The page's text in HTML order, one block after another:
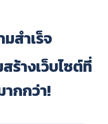
สำเร็จ
างเว็บไซต์ที่
กกว่า!